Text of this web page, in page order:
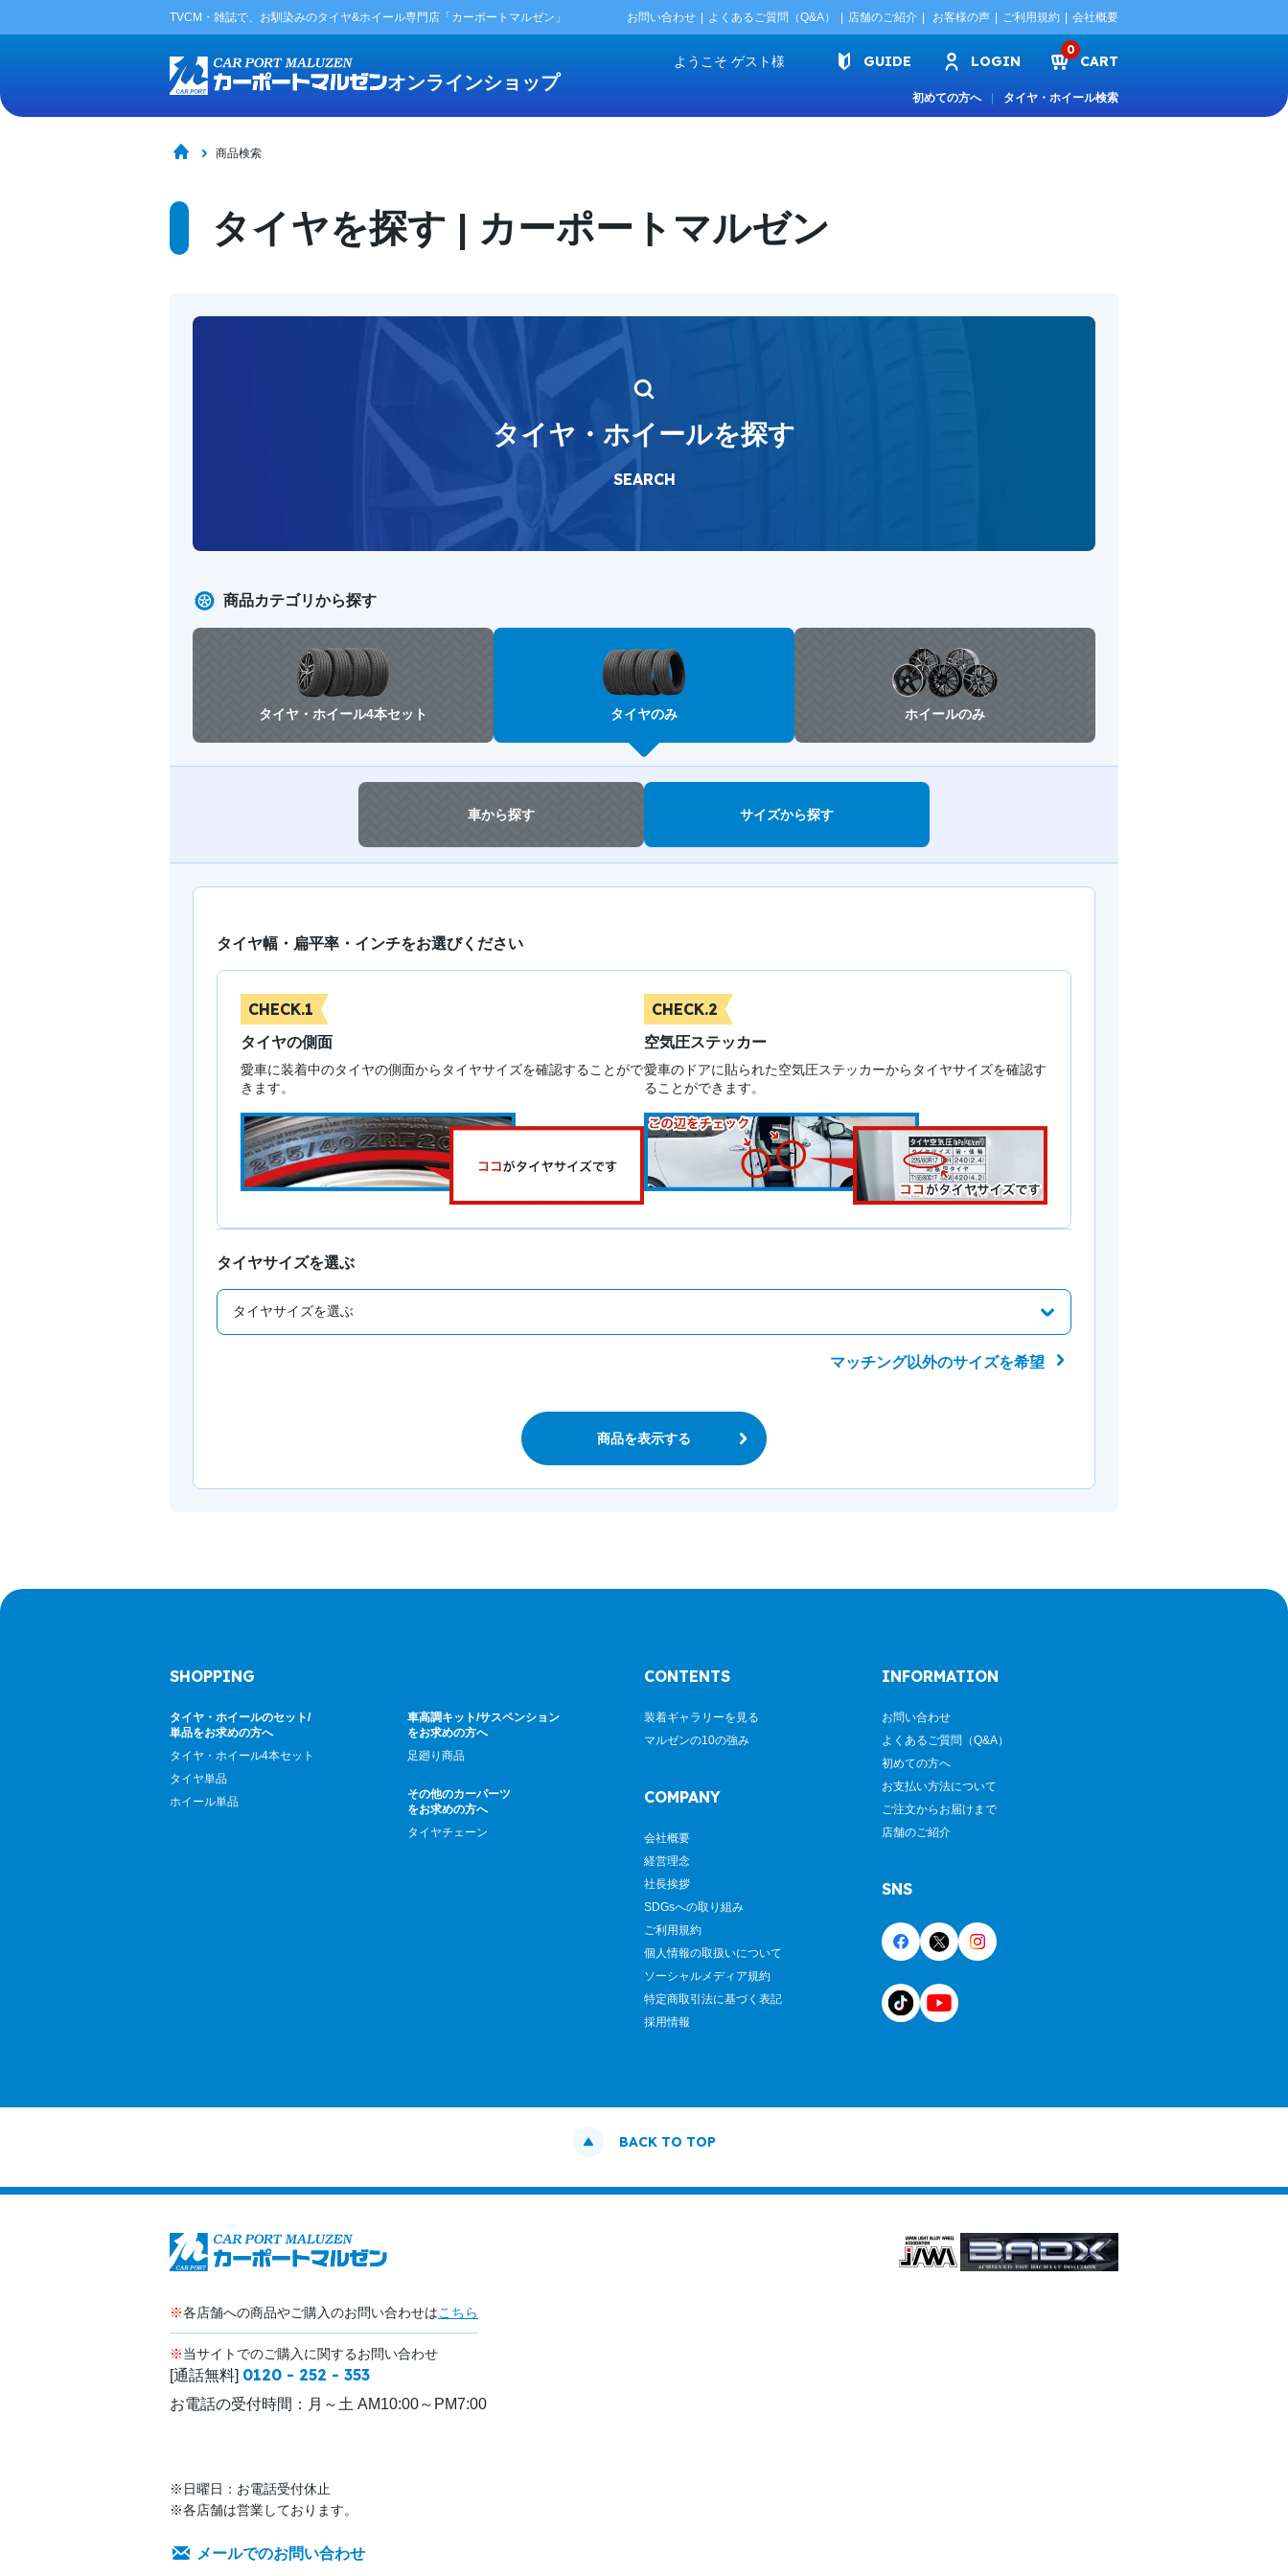
TVCM・雑誌で、お馴染みのタイヤ&ホイール専門店「カーポートマルゼン」 お問い合わせ よくあるご質問（Q&A） 店舗のご紹介 お客様の声 ご利用規約 会社概要
オンラインショップ
ようこそ ゲスト様 GUIDE LOGIN
0
CART
初めての方へ タイヤ・ホイール検索
商品検索
タイヤを探す | カーポートマルゼン
タイヤ・ホイールを探す
SEARCH
商品カテゴリから探す
タイヤ・ホイール4本セット タイヤのみ ホイールのみ
車から探す サイズから探す
タイヤ幅・扁平率・インチをお選びください
CHECK.1
タイヤの側面
愛車に装着中のタイヤの側面からタイヤサイズを確認することがで
きます。
CHECK.2
空気圧ステッカー
愛車のドアに貼られた空気圧ステッカーからタイヤサイズを確認す
ることができます。
タイヤサイズを選ぶ
マッチング以外のサイズを希望
商品を表示する
SHOPPING
タイヤ・ホイールのセット/
単品をお求めの方へ
タイヤ・ホイール4本セット
タイヤ単品
ホイール単品
車高調キット/サスペンション
をお求めの方へ
足廻り商品
その他のカーパーツ
をお求めの方へ
タイヤチェーン
CONTENTS
装着ギャラリーを見る
マルゼンの10の強み
COMPANY
会社概要
経営理念
社長挨拶
SDGsへの取り組み
ご利用規約
個人情報の取扱いについて
ソーシャルメディア規約
特定商取引法に基づく表記
採用情報
INFORMATION
お問い合わせ
よくあるご質問（Q&A）
初めての方へ
お支払い方法について
ご注文からお届けまで
店舗のご紹介
SNS
BACK TO TOP
※各店舗への商品やご購入のお問い合わせはこちら
※当サイトでのご購入に関するお問い合わせ
[通話無料] 0120 - 252 - 353
お電話の受付時間： 月～土 AM10:00～PM7:00
※日曜日：お電話受付休止
※各店舗は営業しております。
メールでのお問い合わせ